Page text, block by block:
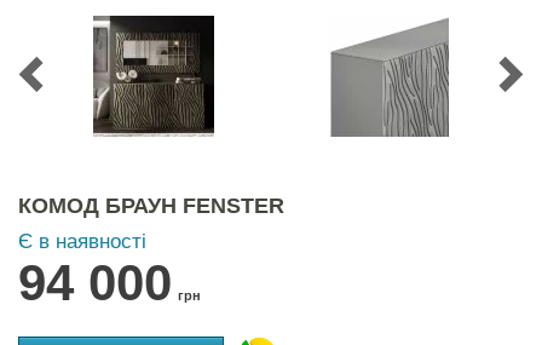
КОМОД БРАУН FENSTER
Є в наявності
94 000 грн